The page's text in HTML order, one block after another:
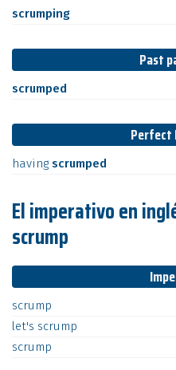
scrumping
Past
scrumped
Perfect
having scrumped
El imperativo en
scrump
scrump
let's scrump
scrump